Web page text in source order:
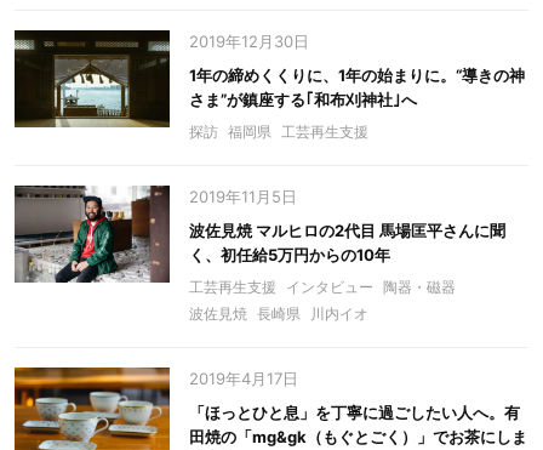
2019年12月30日
1年の締めくくりに、1年の始まりに。“導きの神
さま”が鎮座する｢和布刈神社｣へ
探訪 福岡県 工芸再生支援
2019年11月5日
波佐見焼 マルヒロの2代目 馬場匡平さんに聞
く、初任給5万円からの10年
工芸再生支援 インタビュー 陶器・磁器
波佐見焼 長崎県 川内イオ
2019年4月17日
「ほっとひと息」を丁寧に過ごしたい人へ。有
田焼の「mg&gk（もぐとごく）」でお茶にしま